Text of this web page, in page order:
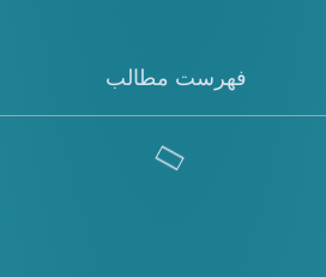
فهرست مطالب